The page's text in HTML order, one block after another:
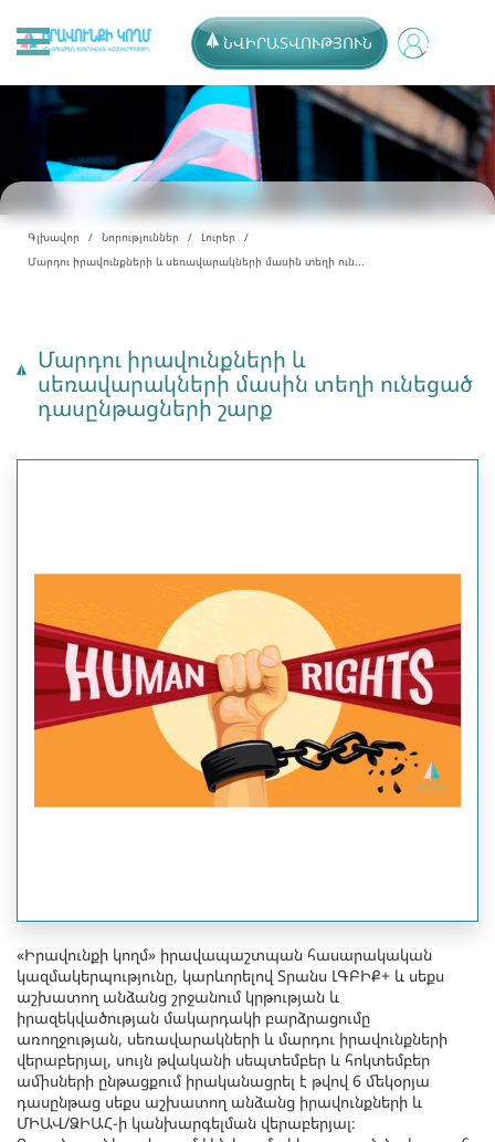
ՆՎԻՐԱՏՎՈՒԹՅՈՒՆ
Գլխավոր Նորություններ
Լուրեր
Մարդու իրավունքների և սեռավարակների մասին տեղի ուն...
Մարդու իրավունքների և
սեռավարակների մասին տեղի ունեցած
դասընթացների շարք
«Իրավունքի կողմ» իրավապաշտպան հասարակական
կազմակերպությունը, կարևորելով Տրանս ԼԳԲԻՔ+ և սեքս
աշխատող անձանց շրջանում կրթության և
իրազեկվածության մակարդակի բարձրացումը
առողջության, սեռավարակների և մարդու իրավունքների
վերաբերյալ, սույն թվականի սեպտեմբեր և հոկտեմբեր
ամիսների ընթացքում իրականացրել է թվով 6 մեկօրյա
դասընթաց սեքս աշխատող անձանց իրավունքների և
ՄԻԱՎ/ՁԻԱՀ-ի կանխարգելման վերաբերյալ։